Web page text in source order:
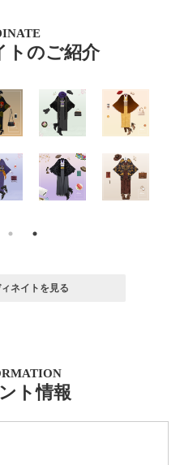
トのご紹介
ネイトを見る
ト情報